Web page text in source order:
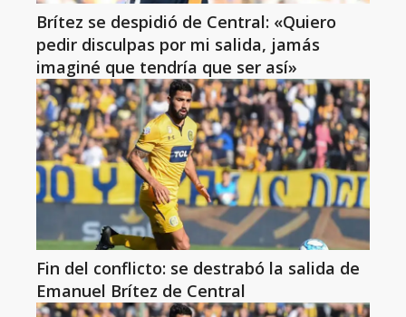
Brítez se despidió de Central: «Quiero
pedir disculpas por mi salida, jamás
imaginé que tendría que ser así»
Fin del conflicto: se destrabó la salida de
Emanuel Brítez de Central